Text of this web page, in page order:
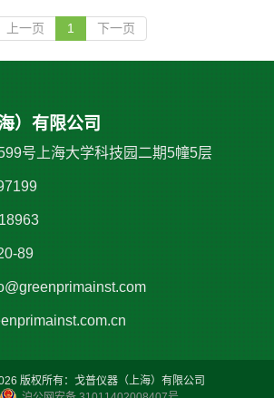
上一页 1 下一页
）有限公司
号上海大学科技园二期5幢5层
89
版权所有：戈普仪器（上海）有限公司